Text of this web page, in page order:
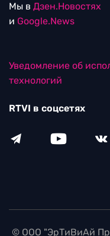
Мы в Дзен.Новостях
и Google.News
Уведомление об
технологий
RTVI в соцсетях
© ООО "ЭрТиВиАй